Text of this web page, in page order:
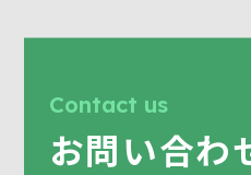
会社
受付時間｜平
Contact us
お問い合わ